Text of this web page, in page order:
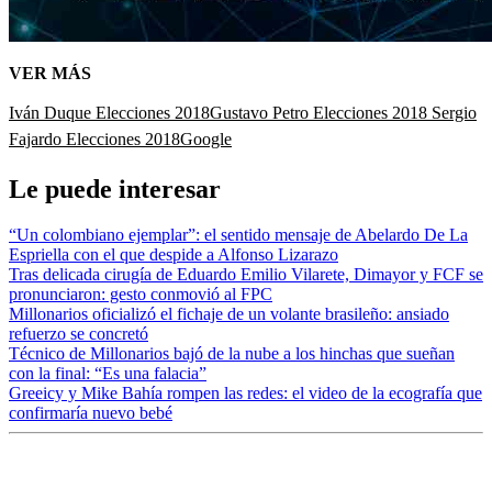
VER MÁS
Iván Duque Elecciones 2018Gustavo Petro Elecciones 2018 Sergio
Fajardo Elecciones 2018Google
Le puede interesar
“Un colombiano ejemplar”: el sentido mensaje de Abelardo De La
Espriella con el que despide a Alfonso Lizarazo
Tras delicada cirugía de Eduardo Emilio Vilarete, Dimayor y FCF se
pronunciaron: gesto conmovió al FPC
Millonarios oficializó el fichaje de un volante brasileño: ansiado
refuerzo se concretó
Técnico de Millonarios bajó de la nube a los hinchas que sueñan
con la final: “Es una falacia”
Greeicy y Mike Bahía rompen las redes: el video de la ecografía que
confirmaría nuevo bebé